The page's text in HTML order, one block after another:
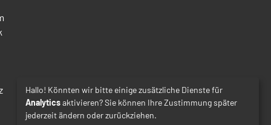
Hallo! Könnten wir bitte einige zusätzliche Dienste für
Analyticsaktivieren? Sie können Ihre Zustimmung später
jederzeit ändern oder zurückziehen.